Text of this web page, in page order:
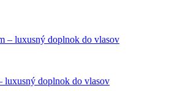
luxusný doplnok do vlasov